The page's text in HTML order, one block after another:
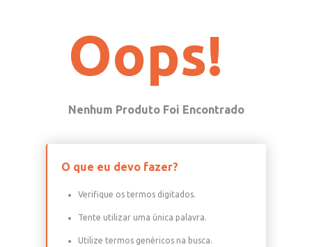
Oops!
O que eu devo fazer?
Verifique os termos digitados.
Tente utilizar uma única palavra.
Utilize termos genéricos na busca.